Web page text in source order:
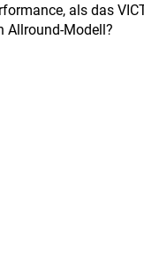
als das
Allround-Modell?